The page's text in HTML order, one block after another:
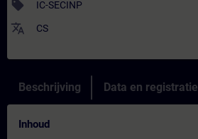
sell IC-SECINP
translate CS
Beschrijving Data en registratie
Inhoud